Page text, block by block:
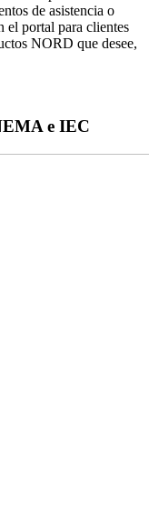
de asistencia o
el portal para clientes
NORD que desee,
e IEC